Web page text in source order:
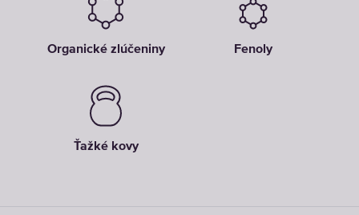
Organické zlúčeniny Fenoly
Ťažké kovy